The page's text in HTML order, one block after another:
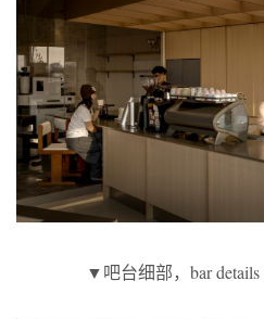
▼吧台细部，bar details